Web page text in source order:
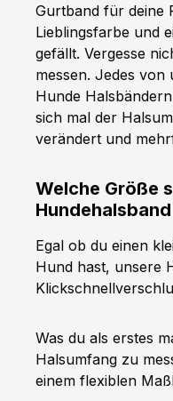
Gurtband für deine
Lieblingsfarbe und
gefällt. Vergesse
messen. Jedes von
Hunde
sich mal der
verändert und
Welche Größe
Egal ob du einen
Hund hast, unsere
Was du als erstes
Halsumfang zu
einem flexiblen